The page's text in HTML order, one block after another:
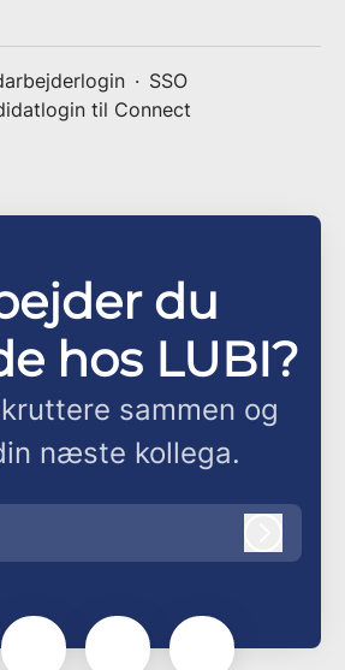
· SSO
til Connect
du
hos LUBI?
sammen og
næste kollega.